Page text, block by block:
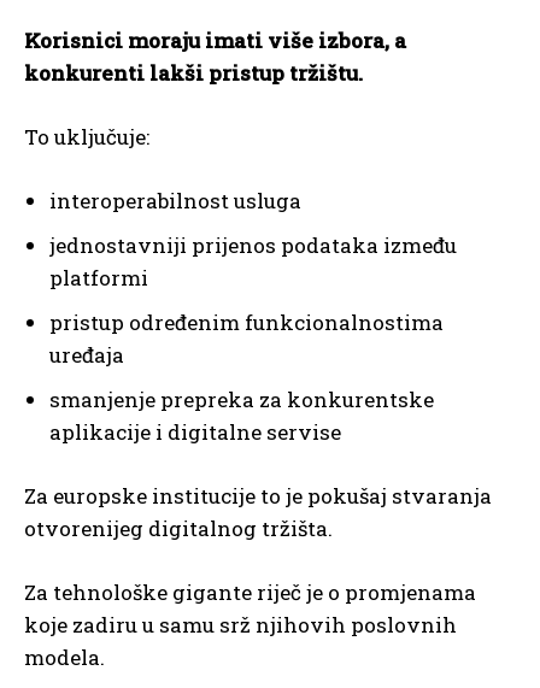
Korisnici moraju imati više izbora, a
konkurenti lakši pristup tržištu.
To uključuje:
interoperabilnost usluga
jednostavniji prijenos podataka između
platformi
pristup određenim funkcionalnostima
uređaja
smanjenje prepreka za konkurentske
aplikacije i digitalne servise
Za europske institucije to je pokušaj stvaranja
otvorenijeg digitalnog tržišta.
Za tehnološke gigante riječ je o promjenama
koje zadiru u samu srž njihovih poslovnih
modela.